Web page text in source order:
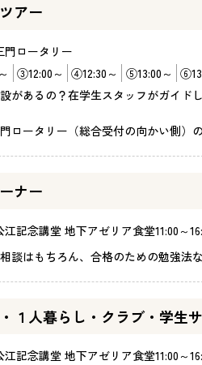
アー
門ロータリー
③12:00～ ④12:30～ ⑤13:00～
があるの？在学生スタッフがガイド
ロータリー（総合受付の向かい側）
ナー
江記念講堂 地下アゼリア食堂11:00～
談はもちろん、合格のための勉強法
１人暮らし・クラブ・学生
江記念講堂 地下アゼリア食堂11:00～